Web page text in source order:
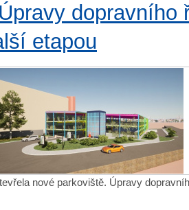
dopravního
etapou
nové parkoviště. Úpravy